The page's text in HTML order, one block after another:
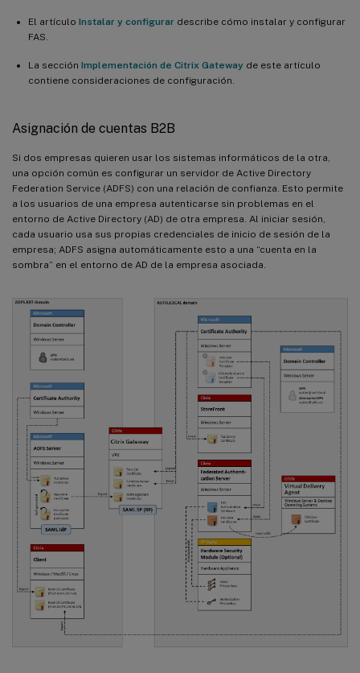
El artículo Instalar y configurar describe cómo instalar y configurar
FAS.
La sección Implementación de Citrix Gateway de este artículo
contiene consideraciones de configuración.
Asignación de cuentas B2B
Si dos empresas quieren usar los sistemas informáticos de la otra,
una opción común es configurar un servidor de Active Directory
Federation Service (ADFS) con una relación de confianza. Esto permite
a los usuarios de una empresa autenticarse sin problemas en el
entorno de Active Directory (AD) de otra empresa. Al iniciar sesión,
cada usuario usa sus propias credenciales de inicio de sesión de la
empresa; ADFS asigna automáticamente esto a una “cuenta en la
sombra” en el entorno de AD de la empresa asociada.